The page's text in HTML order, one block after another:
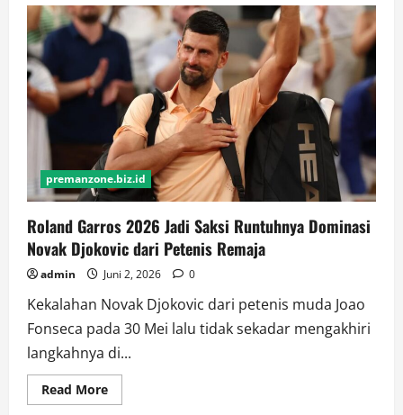
premanzone.biz.id
Roland Garros 2026 Jadi Saksi Runtuhnya Dominasi
Novak Djokovic dari Petenis Remaja
admin Juni 2, 2026 0
Kekalahan Novak Djokovic dari petenis muda Joao
Fonseca pada 30 Mei lalu tidak sekadar mengakhiri
langkahnya di...
Read MoreRead
more